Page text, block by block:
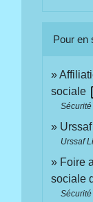
Pour en
sociale
Urssaf
Foire
sociale